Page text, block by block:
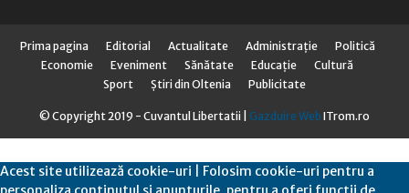
Prima pagina Editorial Actualitate Administraţie
Politică
Economie
Eveniment Sănătate Educaţie
Cultură
Sport
Știri din Oltenia Publicitate
© Copyright 2019 - Cuvantul Libertatii | Gazduire Web ITrom.ro
Acest site utilizează cookie-uri | Folosim cookie-uri pentru a